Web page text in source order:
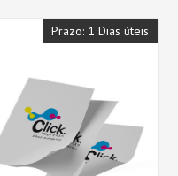
Prazo: 1 Dias úteis